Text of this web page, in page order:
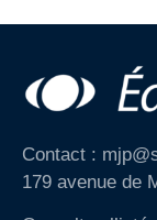
Contact :
179 avenue de